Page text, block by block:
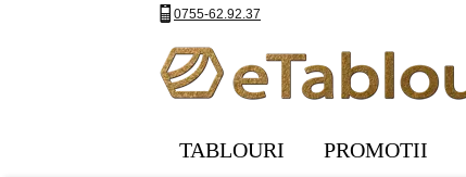
0755-62.92.37
TABLOURI PROMOTII